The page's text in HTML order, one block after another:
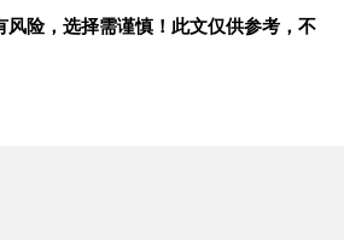
风险，选择需谨慎！此文仅供参考，不